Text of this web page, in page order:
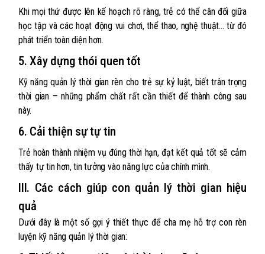
Khi mọi thứ được lên kế hoạch rõ ràng, trẻ có thể cân đối giữa
học tập và các hoạt động vui chơi, thể thao, nghệ thuật... từ đó
phát triển toàn diện hơn.
5. Xây dựng thói quen tốt
Kỹ năng quản lý thời gian rèn cho trẻ sự kỷ luật, biết trân trọng
thời gian – những phẩm chất rất cần thiết để thành công sau
này.
6. Cải thiện sự tự tin
Trẻ hoàn thành nhiệm vụ đúng thời hạn, đạt kết quả tốt sẽ cảm
thấy tự tin hơn, tin tưởng vào năng lực của chính mình.
III. Các cách giúp con quản lý thời gian hiệu
quả
Dưới đây là một số gợi ý thiết thực để cha mẹ hỗ trợ con rèn
luyện kỹ năng quản lý thời gian: